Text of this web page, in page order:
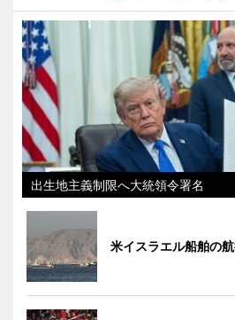
出生地主義制限へ大統領令署名
米イスラエル船舶の